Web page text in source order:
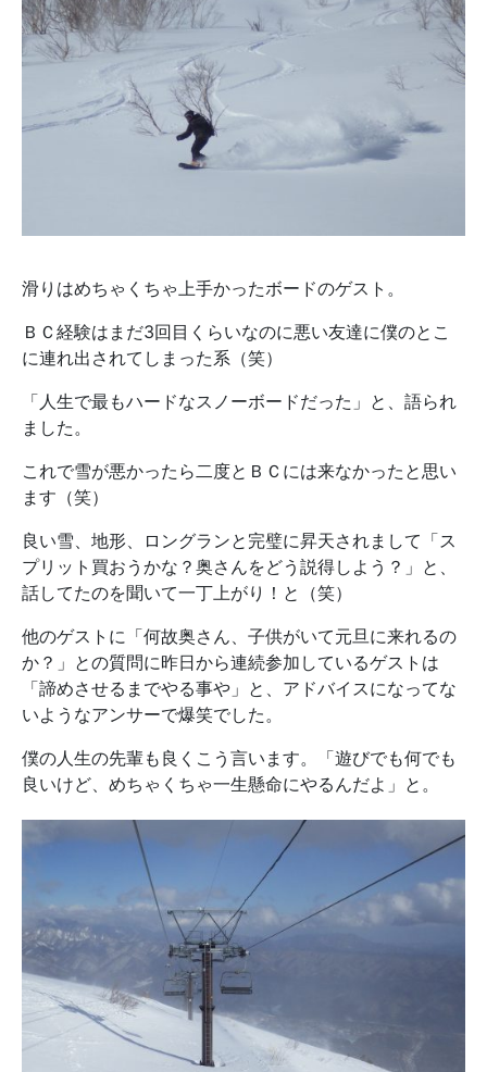
滑りはめちゃくちゃ上手かったボードのゲスト。
ＢＣ経験はまだ3回目くらいなのに悪い友達に僕のとこ
に連れ出されてしまった系（笑）
「人生で最もハードなスノーボードだった」と、語られ
ました。
これで雪が悪かったら二度とＢＣには来なかったと思い
ます（笑）
良い雪、地形、ロングランと完璧に昇天されまして「ス
プリット買おうかな？奥さんをどう説得しよう？」と、
話してたのを聞いて一丁上がり！と（笑）
他のゲストに「何故奥さん、子供がいて元旦に来れるの
か？」との質問に昨日から連続参加しているゲストは
「諦めさせるまでやる事や」と、アドバイスになってな
いようなアンサーで爆笑でした。
僕の人生の先輩も良くこう言います。「遊びでも何でも
良いけど、めちゃくちゃ一生懸命にやるんだよ」と。